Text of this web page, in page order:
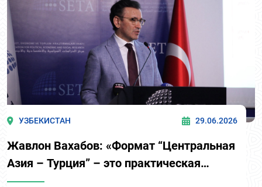
УЗБЕКИСТАН 29.06.2026
Жавлон Вахабов: «Формат “Центральная
Азия – Турция” – это практическая
повестка, а не альтернатива